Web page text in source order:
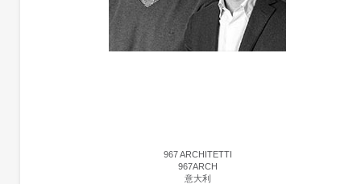
967 ARCHITETTI
967ARCH
意大利